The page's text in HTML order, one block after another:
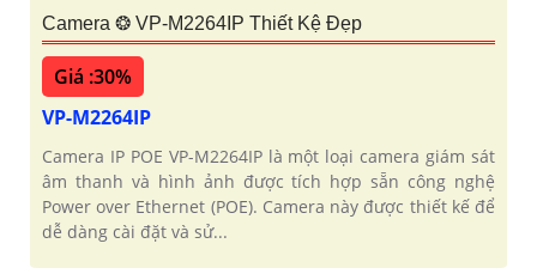
Camera ❂ VP-M2264IP Thiết Kệ Đẹp
Giá :30%
VP-M2264IP
Camera IP POE VP-M2264IP là một loại camera giám sát
âm thanh và hình ảnh được tích hợp sẵn công nghệ
Power over Ethernet (POE). Camera này được thiết kế để
dễ dàng cài đặt và sử...